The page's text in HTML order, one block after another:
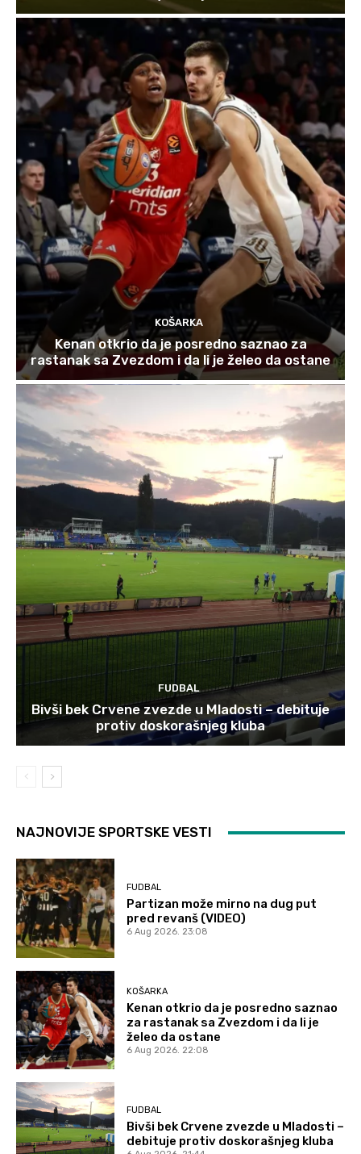
KOŠARKA
Kenan otkrio da je posredno saznao za
rastanak sa Zvezdom i da li je želeo da ostane
FUDBAL
Bivši bek Crvene zvezde u Mladosti – debituje
protiv doskorašnjeg kluba
NAJNOVIJE SPORTSKE VESTI
FUDBAL
Partizan može mirno na dug put
pred revanš (VIDEO)
6 Aug 2026. 23:08
KOŠARKA
Kenan otkrio da je posredno saznao
za rastanak sa Zvezdom i da li je
želeo da ostane
6 Aug 2026. 22:08
FUDBAL
Bivši bek Crvene zvezde u Mladosti –
debituje protiv doskorašnjeg kluba